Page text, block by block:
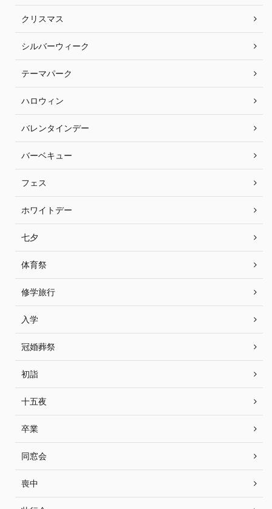
クリスマス
シルバーウィーク
テーマパーク
ハロウィン
バレンタインデー
バーベキュー
フェス
ホワイトデー
七夕
体育祭
修学旅行
入学
冠婚葬祭
初詣
十五夜
卒業
同窓会
喪中